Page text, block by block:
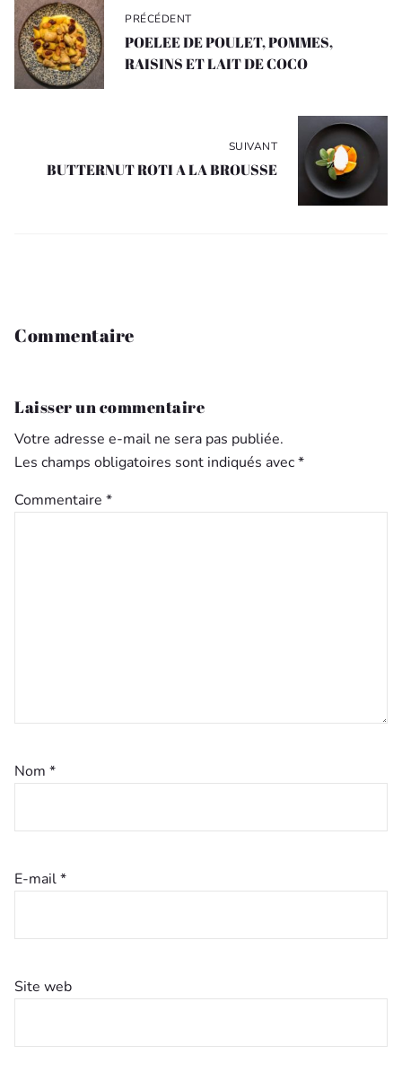
de
l’article
PRÉCÉDENT
POELEE DE POULET, POMMES,
RAISINS ET LAIT DE COCO
SUIVANT
BUTTERNUT ROTI A LA BROUSSE
Commentaire
Laisser un commentaire
Votre adresse e-mail ne sera pas publiée.
Les champs obligatoires sont indiqués avec*
Commentaire *
Nom *
E-mail*
Site web